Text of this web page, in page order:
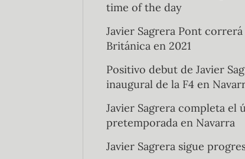
time of the day
Javier Sagrera Pont
Británica en 2021
Positivo debut de Javier
inaugural de la F4 en
Javier Sagrera completa el
pretemporada en Navarra
Javier Sagrera sigue